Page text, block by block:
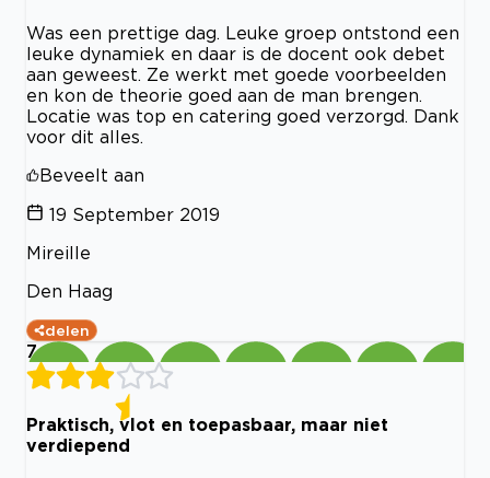
Was een prettige dag. Leuke groep ontstond een
leuke dynamiek en daar is de docent ook debet
aan geweest. Ze werkt met goede voorbeelden
en kon de theorie goed aan de man brengen.
Locatie was top en catering goed verzorgd. Dank
voor dit alles.
Beveelt aan
19 September 2019
Mireille
Den Haag
delen
7
Praktisch, vlot en toepasbaar, maar niet
verdiepend